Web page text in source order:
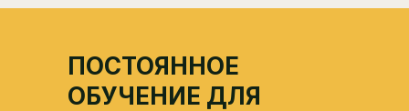
ПОСТОЯННОЕ
ОБУЧЕНИЕ ДЛЯ